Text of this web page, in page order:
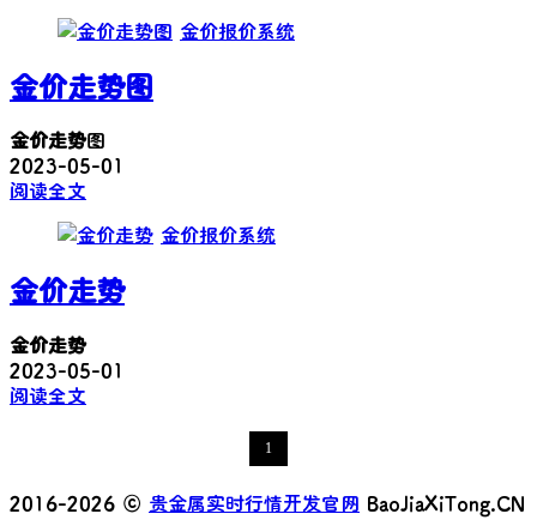
金价报价系统
金价走势图
金价走势图
2023-05-01
阅读全文
金价报价系统
金价走势
金价走势
2023-05-01
阅读全文
1
2016-2026 © 贵金属实时行情开发官网 BaoJiaXiTong.CN